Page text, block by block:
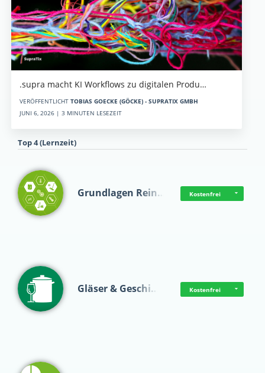
.supra macht KI Workflows zu digitalen Produ…
VERÖFFENTLICHT TOBIAS GOECKE (GÖCKE) - SUPRATIX GMBH
JUNI 6, 2026 | 3 MINUTEN LESEZEIT
Top 4 (Lernzeit)
Grundlagen Rein… Kostenfrei
Gläser & Geschi… Kostenfrei